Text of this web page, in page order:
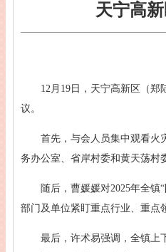
天宁高
12月19日，天宁高新区（
议。
首先，与会人员集中观看火
务办公室、省岸村委和黄天荡村
随后，曹媛媛对2025年全
部门及单位紧盯重点行业、重点
最后，许术易强调，全镇上